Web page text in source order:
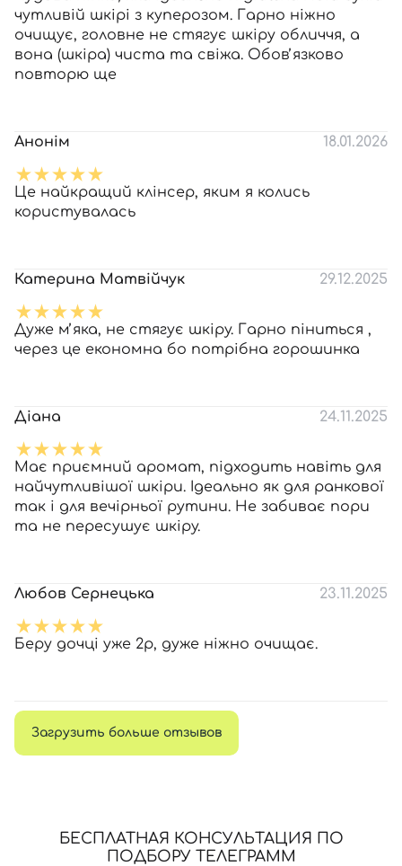
чутливій шкірі з куперозом. Гарно ніжно
очищує, головне не стягує шкіру обличчя, а
вона (шкіра) чиста та свіжа. Обовʼязково
повторю ще
Анонім 18.01.2026
Це найкращий клінсер, яким я колись
користувалась
Катерина Матвійчук 29.12.2025
Дуже мʼяка, не стягує шкіру. Гарно піниться ,
через це економна бо потрібна горошинка
Діана 24.11.2025
Має приємний аромат, підходить навіть для
найчутливішої шкіри. Ідеально як для ранкової
так і для вечірньої рутини. Не забиває пори
та не пересушує шкіру.
Любов Сернецька 23.11.2025
Беру дочці уже 2р, дуже ніжно очищає.
Загрузить больше отзывов
БЕСПЛАТНАЯ КОНСУЛЬТАЦИЯ ПО
ПОДБОРУ ТЕЛЕГРАММ